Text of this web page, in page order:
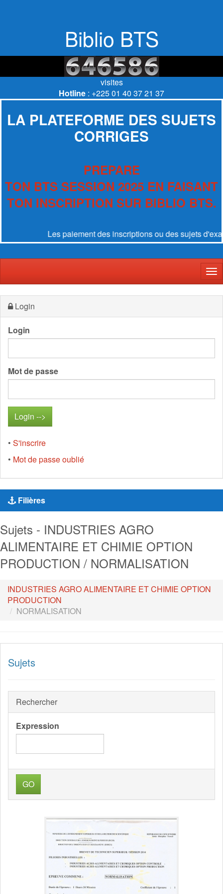
Biblio BTS
visites
Hotline : +225 01 40 37 21 37
LA PLATEFORME DES SUJETS
CORRIGES
PREPARE
TON BTS SESSION 2025 EN FAISANT
TON INSCRIPTION SUR BIBLIO BTS.
Les paiement des inscriptions ou des sujets
Login
Login
Mot de passe
• S'inscrire
• Mot de passe oublié
Filières
Sujets - INDUSTRIES AGRO
ALIMENTAIRE ET CHIMIE OPTION
PRODUCTION / NORMALISATION
INDUSTRIES AGRO ALIMENTAIRE ET CHIMIE OPTION
PRODUCTION
NORMALISATION
Sujets
Rechercher
Expression
GO